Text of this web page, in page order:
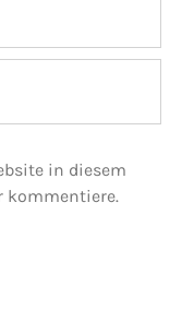
in diesem
kommentiere.